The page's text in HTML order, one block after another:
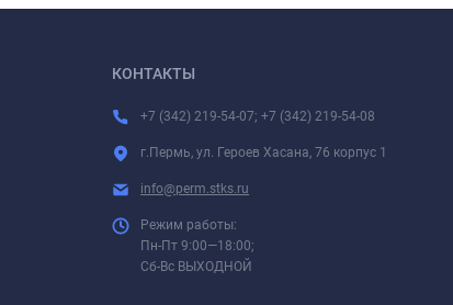
КОНТАКТЫ
+7 (342) 219-54-07; +7 (342) 219-54-08
г.Пермь, ул. Героев Хасана, 76 корпус 1
info@perm.stks.ru
Режим работы:
Пн-Пт 9:00—18:00;
Сб-Вс ВЫХОДНОЙ